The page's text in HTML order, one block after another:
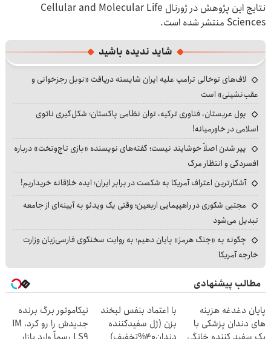
نتایج این پژوهش در ژورنال Cellular and Molecular Life
Sciences منتشر شده است.
شاید ندیده باشید
لاف‌های توخالی ترامپ علیه ایران شایسته دریافت «نوبل رجزخوانی و
عقب‌نشینی» است
پول عربستان، فناوری ترکیه، توان نظامی پاکستان؛ شکل‌گیری ناتوی
اسلامی در خاورمیانه!
پیر شدن اصلاً خوشایند نیست؛ گفته‌های نویسنده «بازی تاج‌وتخت» درباره
افسردگی و انتظار مرگ
آشکارترین اعتراف آمریکا به شکست در برابر ایران؛ ایده خلاقانه خریداریم!
مجتبی شکوری در راهپیمایی اربعین؛ وقتی یک ویدئو به آیینه‌ای از جامعه
تبدیل می‌شود
چگونه به «جنگ هرمز» پایان دهیم؛ به روایت سخنگوی فارسی‌زبان وزارت
خارجه آمریکا
مطالب پیشنهادی
پایان دغدغه هزینه
های دندان پزشکی با
با اعتماد بنفس لبخند
بزن (ژل سفیدکننده
نیکاموتور برگ برنده
جدیدش را رو کرد، IM